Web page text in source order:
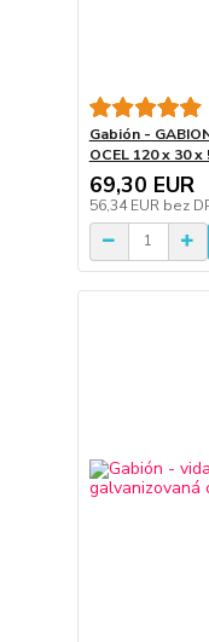
Gabión -
OCEL 120 x 30 x
69,30 EUR
56,34 EUR bez